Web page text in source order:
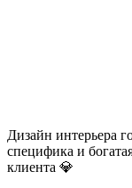
Дизайн интерьера
специфика и
клиента 💎